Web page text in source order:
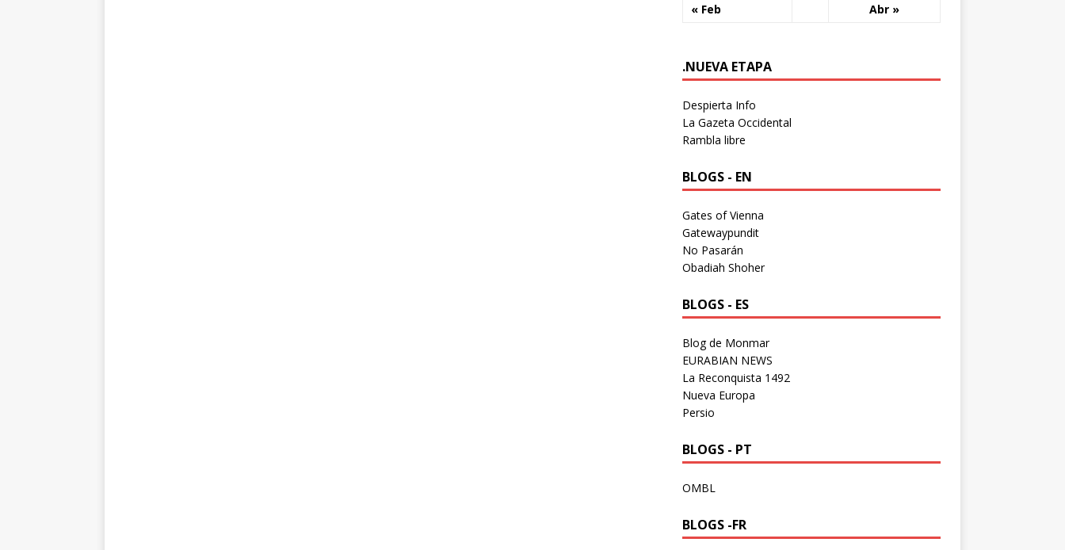
« Feb Abr »
.NUEVA ETAPA
Despierta Info
La Gazeta Occidental
Rambla libre
BLOGS - EN
Gates of Vienna
Gatewaypundit
No Pasarán
Obadiah Shoher
BLOGS - ES
Blog de Monmar
EURABIAN NEWS
La Reconquista 1492
Nueva Europa
Persio
BLOGS - PT
OMBL
BLOGS -FR